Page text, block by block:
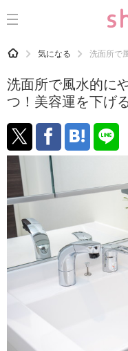
CATEGORY 記事カテゴリ
運気
洗濯
生活の知恵
掃除
マナー
趣味
食材辞典
HOME 気になる 洗面所で
洗面所で風水的に
つ！美容運を下げ